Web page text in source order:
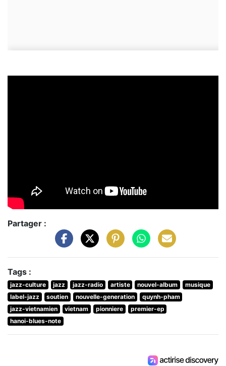
Partager :
Tags :
jazz-culture jazz jazz-radio artiste nouvel-album
musique
label-jazz
soutien nouvelle-generation
quynh-pham
jazz-vietnamien
vietnam pionniere
premier-ep
hanoi-blues-note